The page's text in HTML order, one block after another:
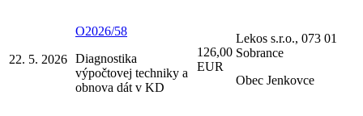
22. 5. 2026
O2026/58
Diagnostika
výpočtovej techniky a
obnova dát v KD
126,00
EUR
Lekos s.r.o., 073 01
Sobrance
Obec Jenkovce